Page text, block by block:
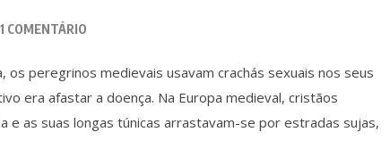
1 COMENTÁRIO
peregrinos medievais usavam crachás sexuais nos seus
era afastar a doença. Na Europa medieval, cristãos
e as suas longas túnicas arrastavam-se por estradas sujas,